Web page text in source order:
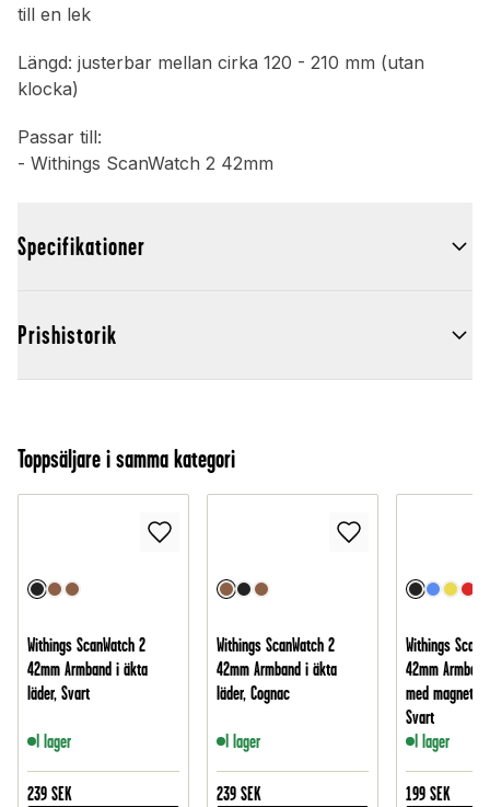
till en lek
Längd: justerbar mellan cirka 120 - 210 mm (utan
klocka)
Passar till:
- Withings ScanWatch 2 42mm
Specifikationer
Prishistorik
Toppsäljare i samma kategori
Withings ScanWatch 2
42mm Armband i äkta
läder, Svart
I lager
239 SEK
Withings ScanWatch 2
42mm Armband i äkta
läder, Cognac
I lager
239 SEK
Withings
42mm
med
Svart
I lager
199 SEK